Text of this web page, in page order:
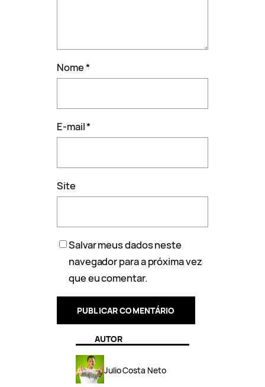
Nome*
E-mail*
Site
Salvar meus dados neste
navegador para a próxima vez
que eu comentar.
AUTOR
Julio Costa Neto